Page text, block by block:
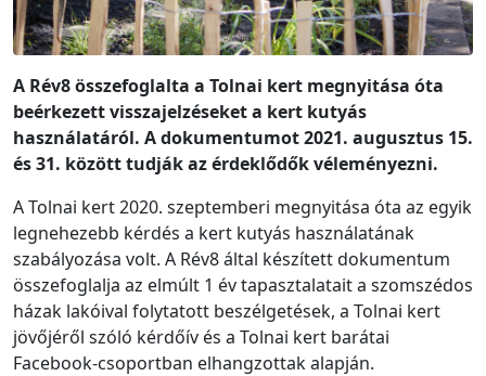
A Rév8 összefoglalta a Tolnai kert megnyitása óta
beérkezett visszajelzéseket a kert kutyás
használatáról. A dokumentumot 2021. augusztus 15.
és 31. között tudják az érdeklődők véleményezni.
A Tolnai kert 2020. szeptemberi megnyitása óta az egyik
legnehezebb kérdés a kert kutyás használatának
szabályozása volt. A Rév8 által készített dokumentum
összefoglalja az elmúlt 1 év tapasztalatait a szomszédos
házak lakóival folytatott beszélgetések, a Tolnai kert
jövőjéről szóló kérdőív és a Tolnai kert barátai
Facebook-csoportban elhangzottak alapján.